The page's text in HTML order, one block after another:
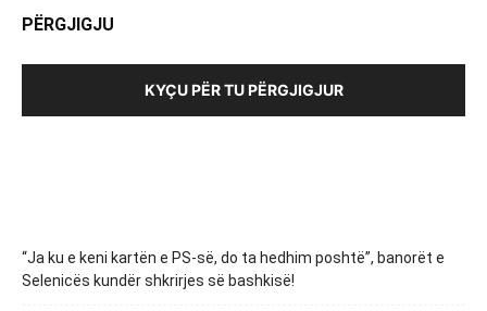
PËRGJIGJU
KYÇU PËR TU PËRGJIGJUR
“Ja ku e keni kartën e PS-së, do ta hedhim poshtë”, banorët e
Selenicës kundër shkrirjes së bashkisë!